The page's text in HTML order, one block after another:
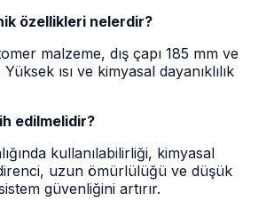
özellikleri nelerdir?
malzeme, dış çapı 185 mm ve
Yüksek ısı ve kimyasal dayanıklılık
edilmelidir?
kullanılabilirliği, kimyasal
uzun ömürlülüğü ve düşük
güvenliğini artırır.